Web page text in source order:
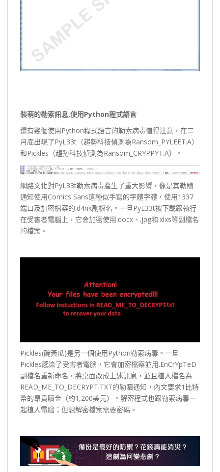
裝萌的勒索訊息,使用Python程式語言
還有幾個使用Python程式語言的勒索病毒值得注意，在二
月底出現了PyL33t（趨勢科技偵測為Ransom_PYLEET.A）
和Pickles（趨勢科技偵測為Ransom_CRYPPYT.A）。
網路文化對PyL33t勒索病毒產生了重大影響，像是其勒贖
通知使用Comics Sans這種似手寫的字體字體，使用1337
端口及加密檔案的.d4nk副檔名。一旦PyL33t被下載跟執行
在受害者電腦上，它會加密使用.docx、.jpg和.xlxs等副檔名
的檔案。
Pickles(醃黃瓜)是另一個使用Python勒索病毒。一旦
Pickles感染了受害者電腦，它會加密檔案並用.EnCrYpTeD
副檔名重新命名，將桌面改成上述訊息，並且植入檔名為
READ_ME_TO_DECRYPT.TXT的勒贖通知，內文要求1比特
幣的昂貴贖金（約1,200美元）。解密程式也跟勒索病毒一
起植入電腦；但想解密檔案需要密碼。